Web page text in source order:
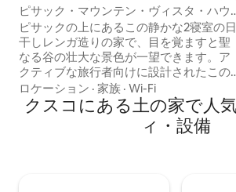
ピサック・マウンテン・ヴィスタ・ハウ
ス • 素晴らしい眺め (4)
ピサックの上にあるこの静かな2寝室の日
干しレンガ造りの家で、目を覚ますと聖
なる谷の壮大な景色が一望できます。ア
クティブな旅行者向けに設計されたこの
宿泊施設は、アプ・リンリ山の麓に位置
し、庭園と古代のテラスに囲まれていま
す。フルキッチン、パティオ、ファイヤ
ーピット、強力で安定したWi-Fiをお楽し
ロケーション · 家族 · Wi-Fi
クスコにある土の家で人
ィ・設備